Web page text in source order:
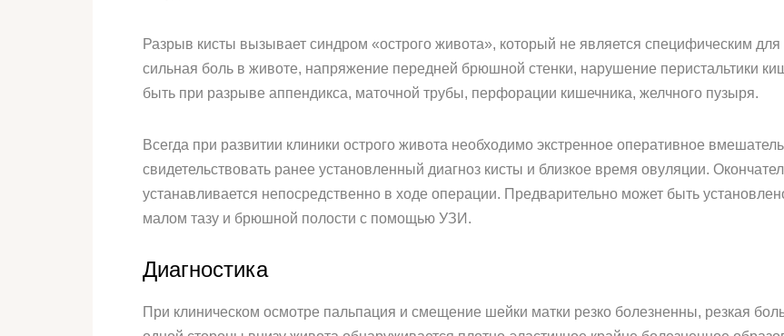
Разрыв кисты вызывает синдром «острого живота», который не является специфическим
сильная боль в животе, напряжение передней брюшной стенки, нарушение перистальтики
быть при разрыве аппендикса, маточной трубы, перфорации кишечника, желчного пузыря.
Всегда при развитии клиники острого живота необходимо экстренное оперативное
свидетельствовать ранее установленный диагноз кисты и близкое время овуляции.
устанавливается непосредственно в ходе операции. Предварительно может быть
малом тазу и брюшной полости с помощью УЗИ.
Диагностика
При клиническом осмотре пальпация и смещение шейки матки резко болезненны, резкая